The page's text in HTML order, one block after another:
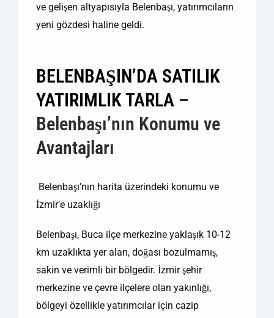
ve gelişen altyapısıyla Belenbaşı, yatırımcıların
yeni gözdesi haline geldi.
BELENBAŞIN’DA SATILIK
YATIRIMLIK TARLA –
Belenbaşı’nın Konumu ve
Avantajları
Belenbaşı’nın harita üzerindeki konumu ve
İzmir’e uzaklığı
Belenbaşı, Buca ilçe merkezine yaklaşık 10-12
km uzaklıkta yer alan, doğası bozulmamış,
sakin ve verimli bir bölgedir. İzmir şehir
merkezine ve çevre ilçelere olan yakınlığı,
bölgeyi özellikle yatırımcılar için cazip